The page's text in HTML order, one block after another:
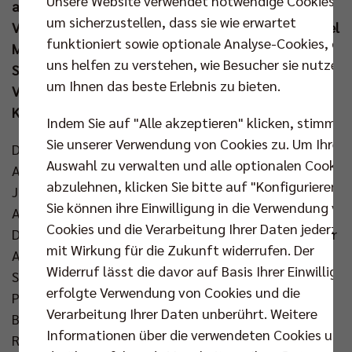
auch zahlreiche SCC-Mitglieder, um die Profis der
Volleyball-Abteilung zu unterstützen. Für MVP Daniel
Malescha und sein Team geht es kommenden
Sonntag (23. Mrz um 15.00 Uhr) nun in das Playoff-
Viertelfinale gegen die Energiequelle Netzhoppers
KW.
Die Berliner starteten mit der verfügbaren Top-
Aufstellung, mussten jedoch auf den Punktegarant
Jake Hanes (Sperre) verzichten. Anstelle des
Amerikaners nahm Daniel Malescha die Position des
Diagonalangreifers ein und spielte groß auf. Mit einer
Aufschlagserie eröffnete Johannes Tille den ersten
Satz (5:0) und schnell konnte der amtierende
Pokalsieger den Vorsprung ausbauen (8:1). Auf
Berliner Seite lief alles, wie erhofft, und so gelang es
Ruben Schott und seinem Team die Führung weiter
um sicherzustellen, dass sie wie erwartet
funktioniert sowie optionale Analyse-Cookies, die
uns helfen zu verstehen, wie Besucher sie nutzen,
um Ihnen das beste Erlebnis zu bieten.
Indem Sie auf "Alle akzeptieren" klicken, stimmen
Sie unserer Verwendung von Cookies zu. Um Ihre
Auswahl zu verwalten und alle optionalen Cookies
abzulehnen, klicken Sie bitte auf "Konfigurieren".
Sie können ihre Einwilligung in die Verwendung
Cookies und die Verarbeitung Ihrer Daten
mit Wirkung für die Zukunft widerrufen. Der
Widerruf lässt die davor auf Basis Ihrer
erfolgte Verwendung von Cookies und die
Verarbeitung Ihrer Daten unberührt. Weitere
Informationen über die verwendeten Cookies und